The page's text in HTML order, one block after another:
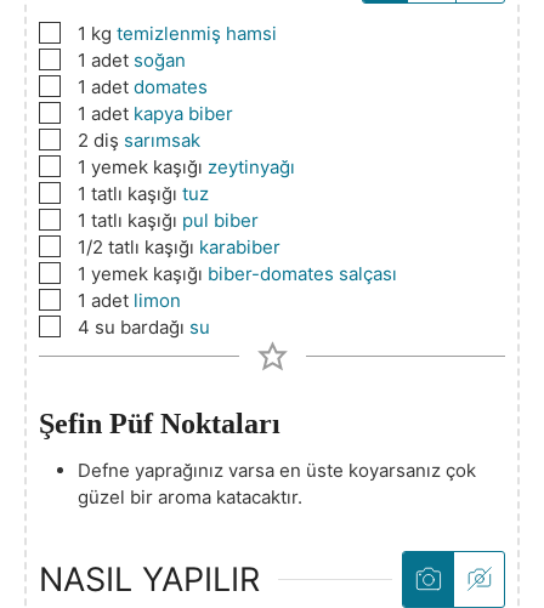
▢1 kg temizlenmiş hamsi
▢1 adet soğan
▢1 adet domates
▢1 adet kapya biber
▢
2 diş sarımsak
▢1 yemek kaşığı zeytinyağı
▢1 tatlı kaşığı tuz
▢1 tatlı kaşığı pul biber
▢1/2 tatlı kaşığı karabiber
▢1 yemek kaşığı biber-domates salçası
▢1 adet limon
▢
4 su bardağı su
Şefin Püf Noktaları
Defne yaprağınız varsa en üste koyarsanız çok
güzel bir aroma katacaktır.
NASIL YAPILIR